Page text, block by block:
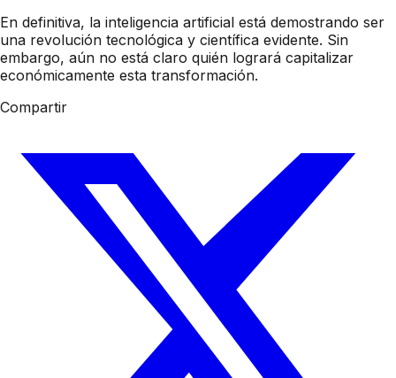
En definitiva, la inteligencia artificial está demostrando ser
una revolución tecnológica y científica evidente. Sin
embargo, aún no está claro quién logrará capitalizar
económicamente esta transformación.
Compartir